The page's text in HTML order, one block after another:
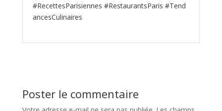
#RecettesParisiennes #RestaurantsParis #Tend
ancesCulinaires
Poster le commentaire